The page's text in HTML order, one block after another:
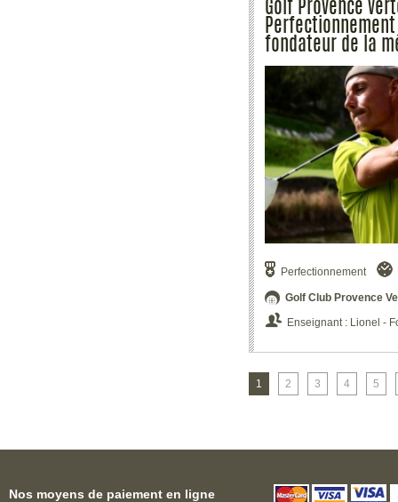
Golf Provence
fondateur de la
Perfectionnement
Golf Club Provence
Enseignant : Lionel -
1 2 3 4 5
Nos moyens de paiement en ligne